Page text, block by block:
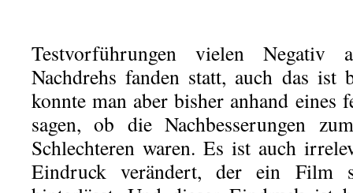
Testvorführungen vielen Negativ
Nachdrehs fanden statt, auch das ist
konnte man aber bisher anhand eines
sagen, ob die Nachbesserungen
Schlechteren waren. Es ist auch
Eindruck verändert, der ein Film